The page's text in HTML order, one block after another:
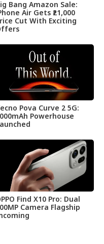
Bang Amazon Sale:
Air Gets ₹21,000
Cut With Exciting
Pova Curve 2 5G:
Powerhouse
Find X10 Pro: Dual
Camera Flagship